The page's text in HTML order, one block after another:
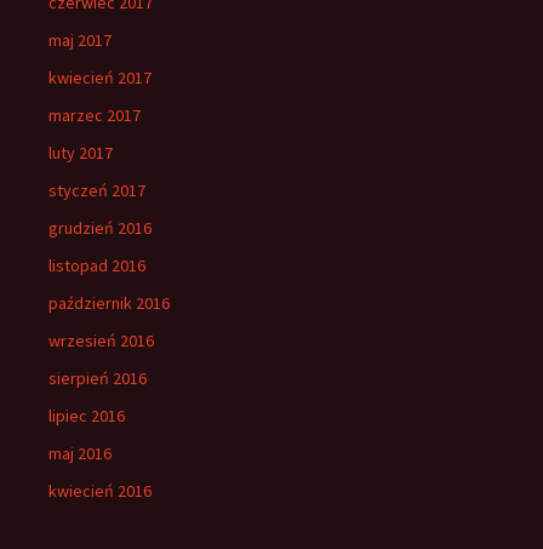
maj 2017
kwiecień 2017
marzec 2017
luty 2017
styczeń 2017
grudzień 2016
listopad 2016
październik 2016
wrzesień 2016
sierpień 2016
lipiec 2016
maj 2016
kwiecień 2016